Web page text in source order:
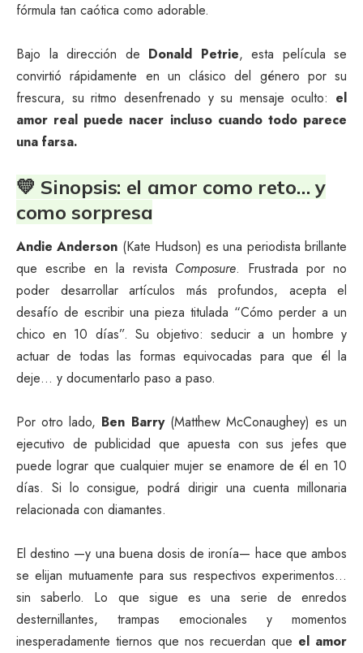
fórmula tan caótica como adorable.
Bajo la dirección de Donald Petrie, esta película se
convirtió rápidamente en un clásico del género por su
frescura, su ritmo desenfrenado y su mensaje oculto: el
amor real puede nacer incluso cuando todo parece
una farsa.
💛 Sinopsis: el amor como reto… y
como sorpresa
Andie Anderson (Kate Hudson) es una periodista brillante
que escribe en la revista Composure. Frustrada por no
poder desarrollar artículos más profundos, acepta el
desafío de escribir una pieza titulada “Cómo perder a un
chico en 10 días”. Su objetivo: seducir a un hombre y
actuar de todas las formas equivocadas para que él la
deje… y documentarlo paso a paso.
Por otro lado, Ben Barry(Matthew McConaughey) es un
ejecutivo de publicidad que apuesta con sus jefes que
puede lograr que cualquier mujer se enamore de él en 10
días. Si lo consigue, podrá dirigir una cuenta millonaria
relacionada con diamantes.
El destino —y una buena dosis de ironía— hace que ambos
se elijan mutuamente para sus respectivos experimentos…
sin saberlo. Lo que sigue es una serie de enredos
desternillantes, trampas emocionales y momentos
inesperadamente tiernos que nos recuerdan que el amor